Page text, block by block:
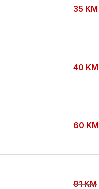
35 KM
40 KM
60 KM
91KM